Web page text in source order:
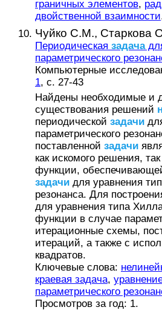
граничных элементов,
двойственной взаимности
Чуйко С.М., Старкова
Периодическая задача
параметрического
Компьютерные
1, с. 27-43
Найдены необходимые и
существования решений
периодической задачи
параметрического
поставленной задачи
как искомого решения,
функции,
задачи для уравнения
резонанса. Для
для уравнения типа
функции в случае
итерационные схемы,
итераций, а также с
квадратов.
Ключевые слова:
краевая задача,
параметрического
Просмотров за год: 1.